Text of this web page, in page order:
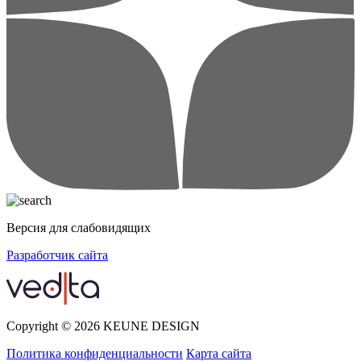
Версия для слабовидящих
Разработчик сайта
Copyright © 2026 KEUNE DESIGN
Политика конфиденциальности Карта сайта